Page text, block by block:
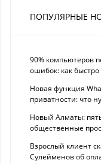
ПОПУЛЯРНЫЕ
90% компьютеров
ошибок: как
Новая функция
приватности: что
Новый Алматы:
общественные
Взрослый клиент
Сулейменов об